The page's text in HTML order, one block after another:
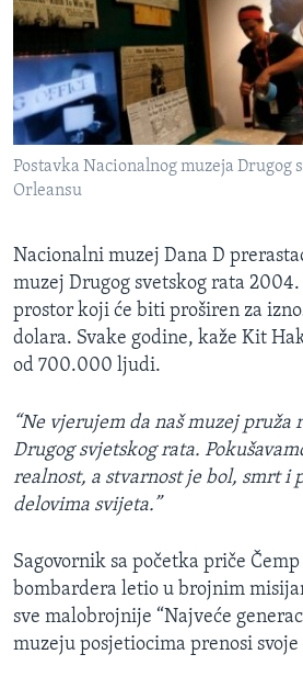
Postavka Nacionalnog muzeja Drugog
Orleansu
Nacionalni muzej Dana D
muzej Drugog svetskog rata
prostor koji će biti proširen za
dolara. Svake godine, kaže Kit
od 700.000 ljudi.
“Ne vjerujem da naš muzej
Drugog svjetskog rata.
realnost, a stvarnost je bol, smrt i
delovima svijeta.”
Sagovornik sa početka priče
bombardera letio u brojnim
sve malobrojnije “Najveće
muzeju posjetiocima prenosi